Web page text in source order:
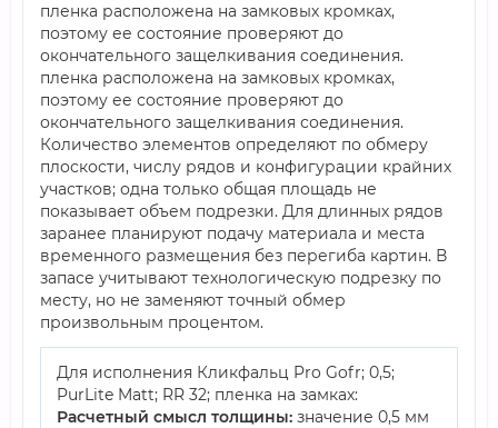
пленка расположена на замковых кромках,
поэтому ее состояние проверяют до
окончательного защелкивания соединения.
пленка расположена на замковых кромках,
поэтому ее состояние проверяют до
окончательного защелкивания соединения.
Количество элементов определяют по обмеру
плоскости, числу рядов и конфигурации крайних
участков; одна только общая площадь не
показывает объем подрезки. Для длинных рядов
заранее планируют подачу материала и места
временного размещения без перегиба картин. В
запасе учитывают технологическую подрезку по
месту, но не заменяют точный обмер
произвольным процентом.
Для исполнения Кликфальц Pro Gofr; 0,5;
PurLite Matt; RR 32; пленка на замках:
Расчетный смысл толщины: значение 0,5 мм